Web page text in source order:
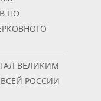
ПО
ВЕЛИКИМ
РОССИИ